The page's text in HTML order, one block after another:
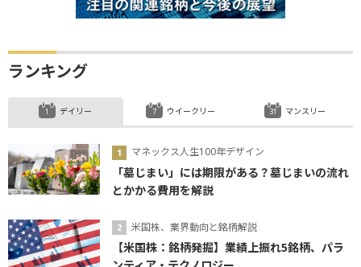
ランキング
デイリー
マネックス人生100年デザイン
「墓じまい」には期限がある？墓じまいの流れ
とかかる費用を解説
米国株、業界動向と銘柄解説
【米国株：銘柄発掘】業績上振れ5銘柄、パラ
ウイークリー マンスリー